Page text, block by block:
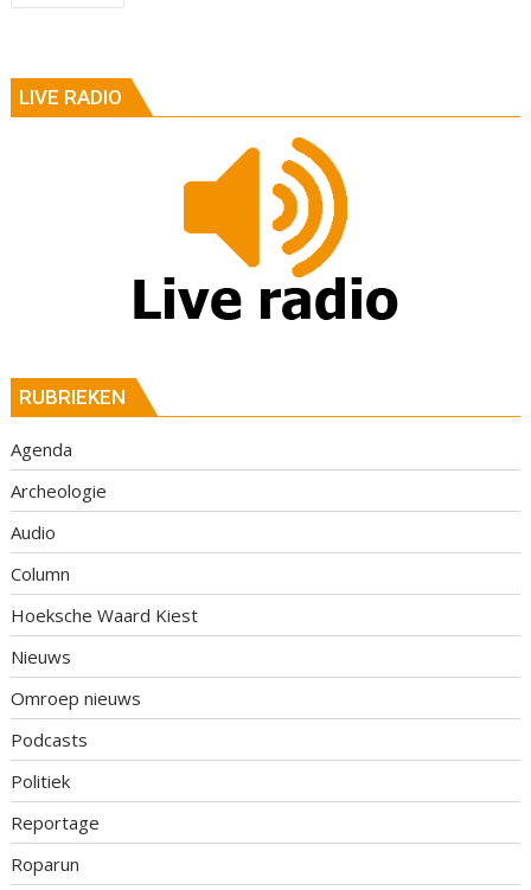
LIVE RADIO
RUBRIEKEN
Agenda
Archeologie
Audio
Column
Hoeksche Waard Kiest
Nieuws
Omroep nieuws
Podcasts
Politiek
Reportage
Roparun